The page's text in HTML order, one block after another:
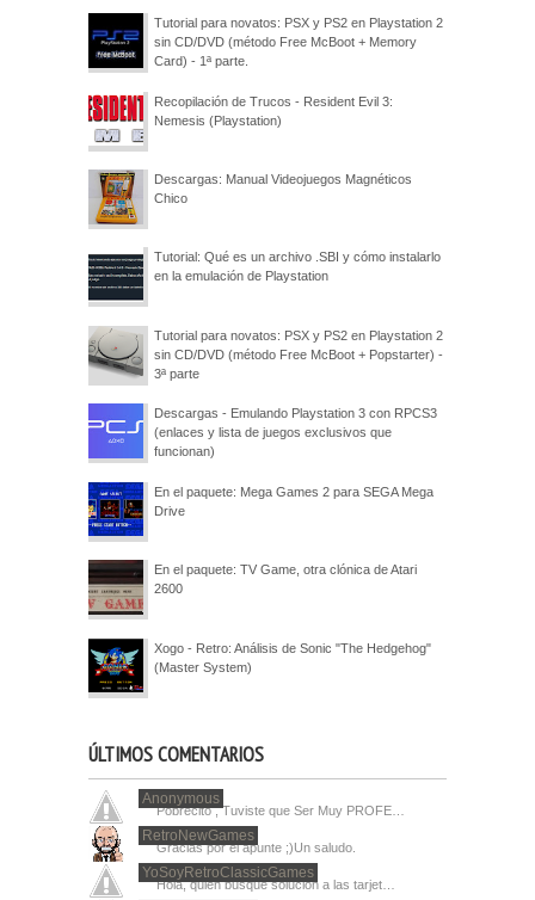
Tutorial para novatos: PSX y PS2 en Playstation 2
sin CD/DVD (método Free McBoot + Memory
Card) - 1ª parte.
Recopilación de Trucos - Resident Evil 3:
Nemesis (Playstation)
Descargas: Manual Videojuegos Magnéticos
Chico
Tutorial: Qué es un archivo .SBI y cómo instalarlo
en la emulación de Playstation
Tutorial para novatos: PSX y PS2 en Playstation 2
sin CD/DVD (método Free McBoot + Popstarter) -
3ª parte
Descargas - Emulando Playstation 3 con RPCS3
(enlaces y lista de juegos exclusivos que
funcionan)
En el paquete: Mega Games 2 para SEGA Mega
Drive
En el paquete: TV Game, otra clónica de Atari
2600
Xogo - Retro: Análisis de Sonic "The Hedgehog"
(Master System)
ÚLTIMOS COMENTARIOS
Anonymous
Pobrecito , Tuviste que Ser Muy PROFE…
RetroNewGames
Gracias por el apunte ;)Un saludo.
YoSoyRetroClassicGames
Hola, quien busque solucion a las tarjet…